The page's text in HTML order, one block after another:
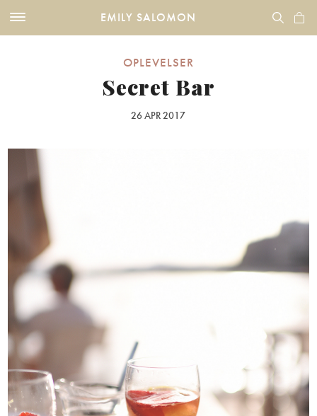
EMILY SALOMON
OPLEVELSER
Secret Bar
26 APR 2017